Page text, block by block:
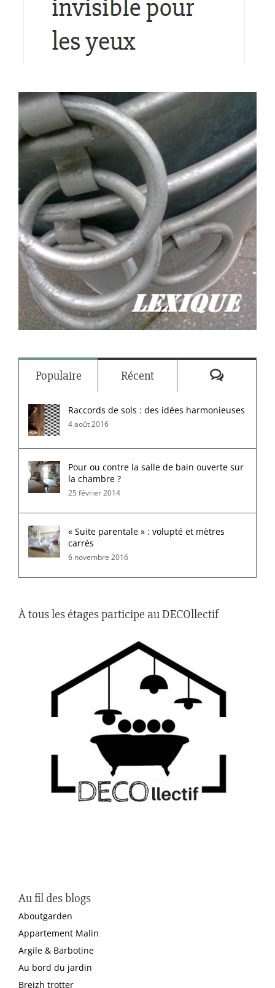
Populaire Récent
Raccords de sols : des idées harmonieuses
4 août 2016
Pour ou contre la salle de bain ouverte sur
la chambre ?
25 février 2014
« Suite parentale » : volupté et mètres
carrés
6 novembre 2016
À tous les étages participe au DECOllectif
Au fil des blogs
Aboutgarden
Appartement Malin
Argile & Barbotine
Au bord du jardin
Breizh trotter